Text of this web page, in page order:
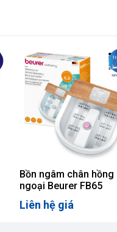
Bồn ngâm chân hồng
ngoại Beurer FB65
Liên hệ giá